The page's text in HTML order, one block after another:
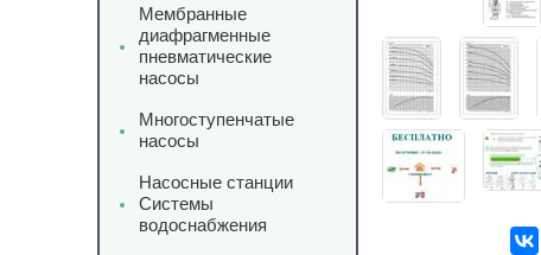
Мембранные
диафрагменные
пневматические
насосы
Многоступенчатые
насосы
Насосные станции
Системы
водоснабжения